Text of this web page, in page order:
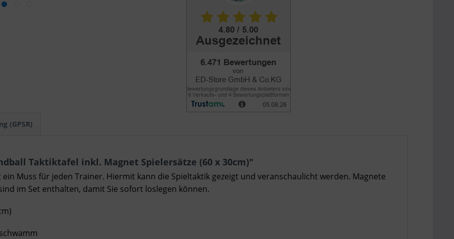
(GPSR)
Taktiktafel inkl. Magnet Spielersätze (60 x 30cm)"
Muss für jeden Trainer. Hiermit kann die Spieltaktik gezeigt und veranschaulicht werden. Magnete
im Set enthalten, damit Sie sofort loslegen können.